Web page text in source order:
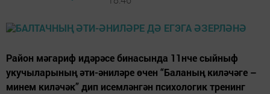
Район мәгариф идәрәсе бинасында 11нче сыйныф
укучыларының әти-әниләре өчен “Баланың киләчәге –
минем киләчәк” дип исемләнгән психологик тренинг